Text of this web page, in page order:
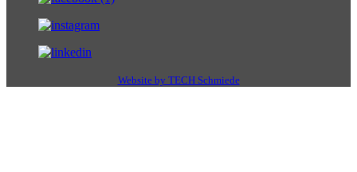
Website by TECH Schmiede